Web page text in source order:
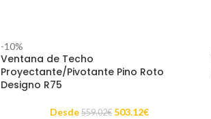
-10%
Ventana de Techo
Proyectante/Pivotante Pino Roto
Designo R75
Desde 559.02€ 503.12€